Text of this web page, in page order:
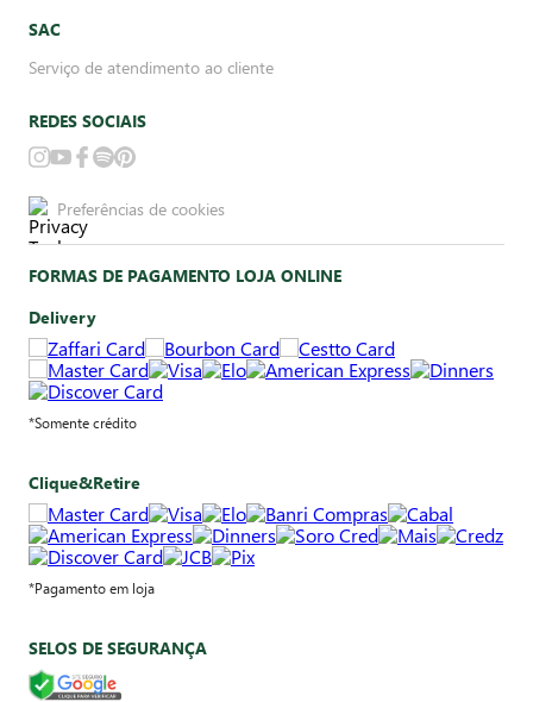
SAC
Serviço de atendimento ao cliente
REDES SOCIAIS
Preferências de cookies
FORMAS DE PAGAMENTO LOJA ONLINE
Delivery
*Somente crédito
Clique&Retire
*Pagamento em loja
SELOS DE SEGURANÇA